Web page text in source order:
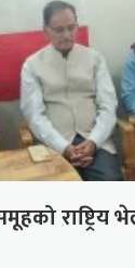
राष्ट्रिय